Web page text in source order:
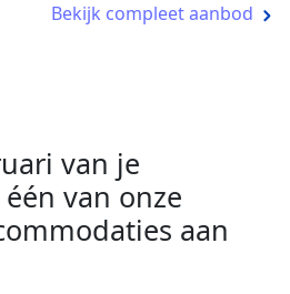
Bekijk compleet aanbod
van je
van onze
aan